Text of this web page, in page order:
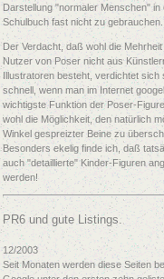
Darstellung "normaler Menschen" in
Schulbuch fast nicht zu gebrauchen.
Der Verdacht, daß wohl die
Nutzer von Poser nicht aus
Illustratoren besteht, verdichtet sich
schnell, wenn man im Internet
wichtigste Funktion der Poser-
wohl die Möglichkeit, den natürlich
Winkel gespreizter Beine zu
Besonders ekelig finde ich, daß
auch "detaillierte" Kinder-Figuren
werden!
PR6 und gute Listings.
12/2003
Seit Monaten werden diese Seiten